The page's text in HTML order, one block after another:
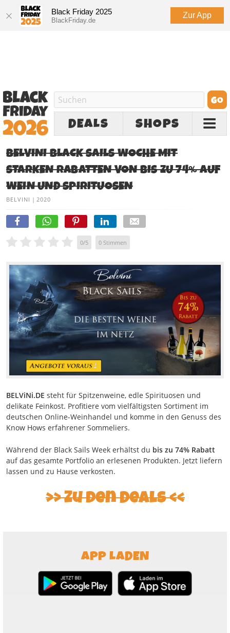
Black Friday 2025
BlackFriday.de
Zur App
DEALS SHOPS
BELVINI BLACK SAILS WOCHE MIT
STARKEN RABATTEN VON BIS ZU 74% AUF
WEIN UND SPIRITUOSEN
BELVINI | 2020
0/5 0 Stimmen
BELViNi.DE steht für Spitzenweine, edle Spirituosen und
delikate Feinkost. Profitiere vom vielfältigsten Sortiment im
deutschen Online-Weinhandel und komme in den Genuss des
Know Hows erfahrener Sommeliers.
Während der Black Sails Week erhältst du bis zu 74% Rabatt
auf das gesamte Portfolio an erlesenen Produkten. Jetzt liefern
lassen und zu Hause verkosten.
Zu den Deals
APP LADEN